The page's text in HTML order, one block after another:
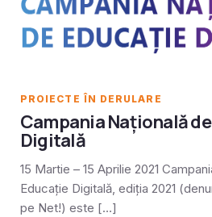
PROIECTE ÎN DERULARE
Campania Națională
Digitală
15 Martie – 15 Aprilie 2021
Educație Digitală, ediția 2021
pe Net!) este […]